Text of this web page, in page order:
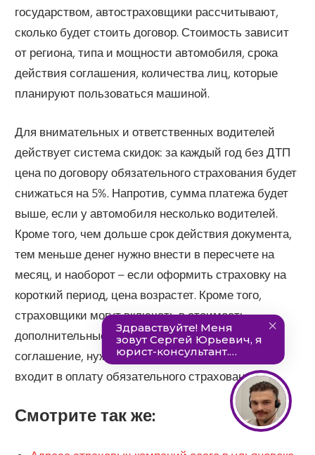
государством, автостраховщики рассчитывают,
сколько будет стоить договор. Стоимость зависит
от региона, типа и мощности автомобиля, срока
действия соглашения, количества лиц, которые
планируют пользоваться машиной.
Для внимательных и ответственных водителей
действует система скидок: за каждый год без ДТП
цена по договору обязательного страхования будет
снижаться на 5%. Напротив, сумма платежа будет
выше, если у автомобиля несколько водителей.
Кроме того, чем дольше срок действия документа,
тем меньше денег нужно внести в пересчете на
месяц, и наоборот – если оформить страховку на
короткий период, цена возрастет. Кроме того,
страховщики могут включать в стоимость
дополнительные услуги. Прежде чем заключать
соглашение, нужно внимательно посмотреть, что
входит в оплату обязательного страхования.
Смотрите так же: